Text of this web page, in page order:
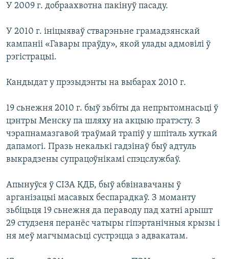
У 2009 г. добраахвотна пакінуў пасаду.
У 2010 г. ініцыяваў стварэньне грамадзянскай
кампаніі «Гавары праўду», якой улады адмовілі ў
рэгістрацыі.
Кандыдат у прэзыдэнты на выбарах 2010 г.
19 сьнежня 2010 г. быў зьбіты да непрытомнасьці ў
цэнтры Менску па шляху на акцыю пратэсту. З
чэрапнамазгавой траўмай трапіў у шпіталь хуткай
дапамогі. Празь некалькі гадзінаў быў адтуль
выкрадзены супрацоўнікамі спэцслужбаў.
Апынуўся ў СІЗА КДБ, быў абвінавачаны ў
арганізацыі масавых беспарадкаў. З моманту
зьбіцьця 19 сьнежня да пераводу пад хатні арышт
29 студзеня перанёс чатыры гіпэртанічныя крызы і
ня меў магчымасьці сустрэцца з адвакатам.